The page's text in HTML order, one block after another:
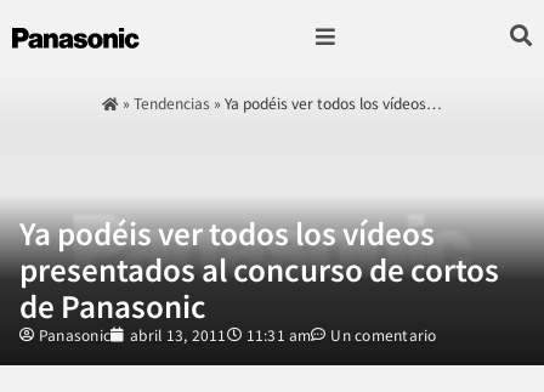
»Tendencias »Ya podéis ver todos los vídeos…
Ya podéis ver todos los vídeos
presentados al concurso de cortos
de Panasonic
Panasonic abril 13, 2011 11:31 am Un comentario